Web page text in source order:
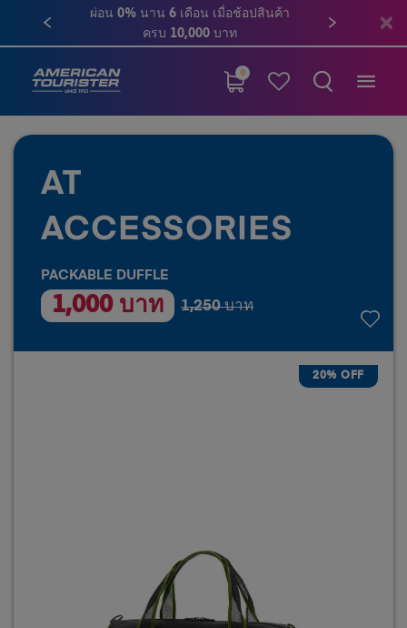
ผ่อน 0% นาน 6 เดือน เมื่อช้อปสินค้า
ครบ 10,000 บาท
0
AT
ACCESSORIES
PACKABLE DUFFLE
1,000 บาท 1,250 บาท
20% OFF